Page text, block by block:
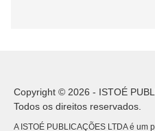
Copyright © 2026 - ISTOÉ
Todos os direitos reservados.
A ISTOÉ PUBLICAÇÕES LTDA é